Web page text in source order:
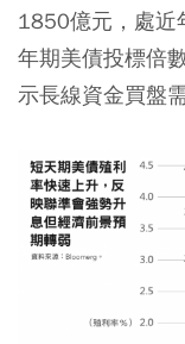
1850億元，處近
年期美債投標倍
示長線資金買盤